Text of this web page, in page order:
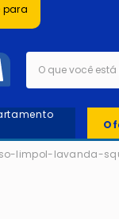
para
O que você está
limpol-lavanda-